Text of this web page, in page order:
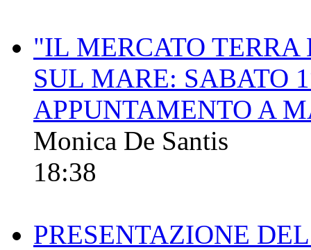
"IL MERCATO TERRA
SUL MARE: SABATO
APPUNTAMENTO A
Monica De Santis
18:38
PRESENTAZIONE